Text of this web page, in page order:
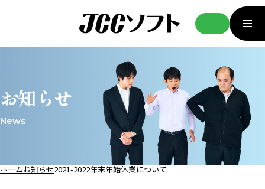
お知らせ
News
ホームお知らせ2021-2022年末年始休業について